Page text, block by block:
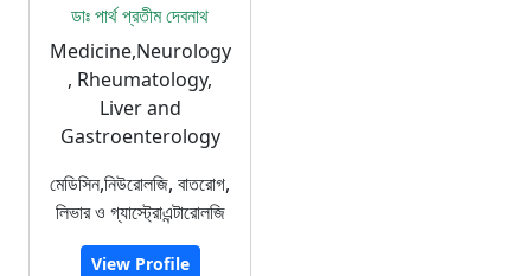
ডাঃ পার্থ প্রতীম দেবনাথ
Medicine,Neurology
, Rheumatology,
Liver and
Gastroenterology
মেডিসিন,নিউরোলজি, বাতরোগ,
লিভার ও গ্যাস্ট্রোএন্টারোলজি
View Profile